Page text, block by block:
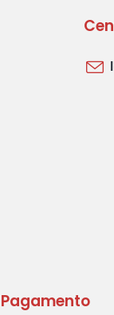
Pagamento